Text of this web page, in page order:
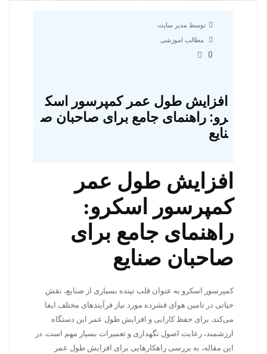
توسط مدیر سایت
مطالب اموزشی
0
افزایش طول عمر کمپرسور اسک
رو: راهنمای جامع برای صاحبان ص
نایع
افزایش طول عمر
کمپرسور اسکرو:
راهنمای جامع برای
صاحبان صنایع
کمپرسور اسکرو به عنوان قلب تپنده بسیاری از صنایع، نقش
حیاتی در تامین هوای فشرده مورد نیاز فرآیندهای مختلف ایفا
می‌کند. برای حفظ کارایی و افزایش طول عمر این دستگاه
ارزشمند، رعایت اصول نگهداری و تعمیرات بسیار مهم است. در
این مقاله، به بررسی راهکارهایی برای افزایش طول عمر